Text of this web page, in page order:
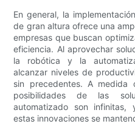
En general, la
de gran altura ofrece una
empresas que buscan
eficiencia. Al aprovechar
la robótica y la
alcanzar niveles de
sin precedentes. A medida
posibilidades de las
automatizado son
estas innovaciones se